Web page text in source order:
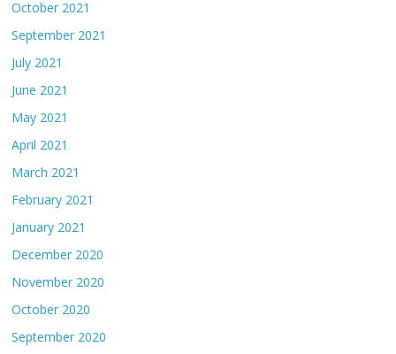
October 2021
September 2021
July 2021
June 2021
May 2021
April 2021
March 2021
February 2021
January 2021
December 2020
November 2020
October 2020
September 2020